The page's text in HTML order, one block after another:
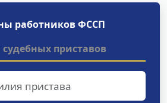
работников ФССП
приставов